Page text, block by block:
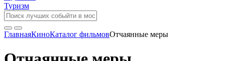
Туризм
ГлавнаяКиноКаталог фильмовОтчаянные меры